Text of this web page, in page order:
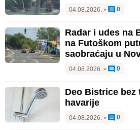
04.08.2026. • 0
Radar i udes na
na Futoškom
saobraćaju u
04.08.2026. • 0
Deo Bistrice bez
havarije
04.08.2026. • 0